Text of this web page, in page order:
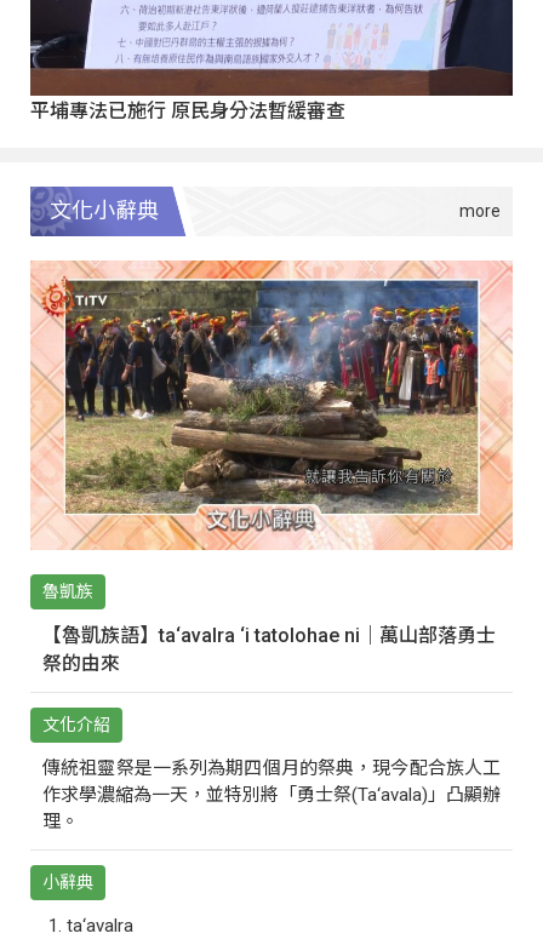
平埔專法已施行 原民身分法暫緩審查
文化小辭典
魯凱族
【魯凱族語】ta‘avalra ‘i tatolohae ni｜萬山部落勇士
祭的由來
文化介紹
傳統祖靈祭是一系列為期四個月的祭典，現今配合族人工
作求學濃縮為一天，並特別將「勇士祭(Ta‘avala)」凸顯辦
理。
小辭典
ta‘avalra